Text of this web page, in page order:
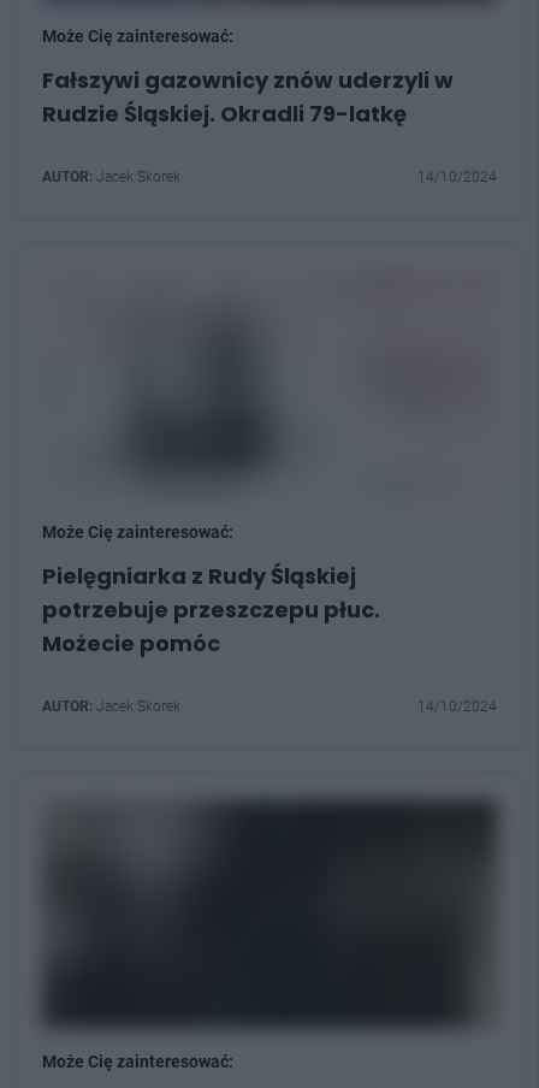
Może Cię zainteresować:
Fałszywi gazownicy znów uderzyli w
Rudzie Śląskiej. Okradli 79-latkę
AUTOR: Jacek Skorek 14/10/2024
Może Cię zainteresować:
Pielęgniarka z Rudy Śląskiej
potrzebuje przeszczepu płuc.
Możecie pomóc
AUTOR: Jacek Skorek 14/10/2024
Może Cię zainteresować: